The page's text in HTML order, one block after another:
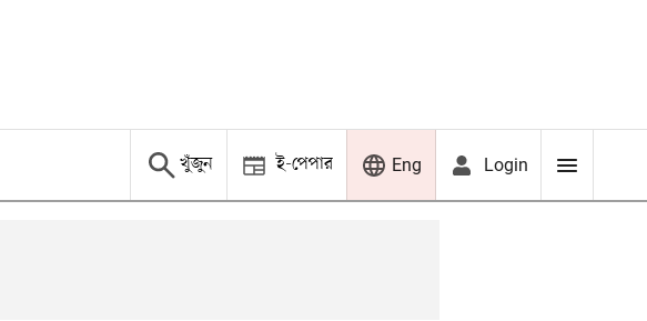
খুঁজুন ই-পেপার Eng Login